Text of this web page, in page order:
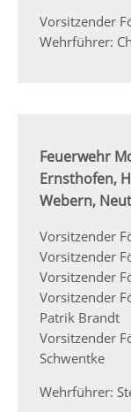
Vorsitzender
Wehrführer:
Feuerwehr
Ernsthofen,
Webern,
Vorsitzender
Vorsitzender
Vorsitzender
Vorsitzender
Patrik Brandt
Vorsitzender
Schwentke
Wehrführer: